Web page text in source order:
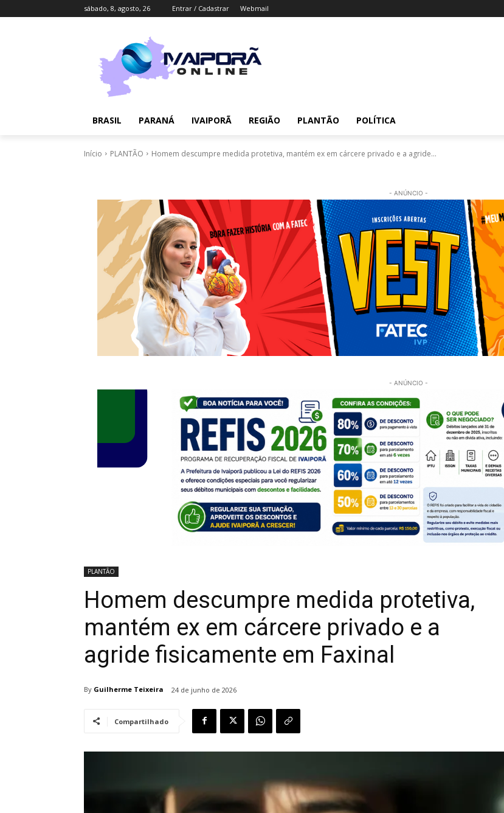
sábado, 8, agosto, 26 Entrar / Cadastrar Webmail
BRASIL PARANÁ IVAIPORÃ REGIÃO PLANTÃO POLÍTICA
Início PLANTÃO Homem descumpre medida protetiva, mantém ex em cárcere privado e a agride...
- ANÚNCIO -
- ANÚNCIO -
PLANTÃO
Homem descumpre medida protetiva,
mantém ex em cárcere privado e a
agride fisicamente em Faxinal
By Guilherme Teixeira 24 de junho de 2026
Compartilhado